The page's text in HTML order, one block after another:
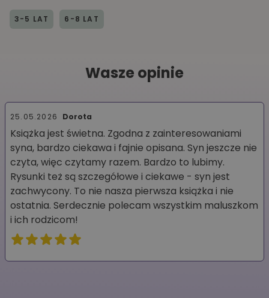
3-5 LAT 6-8 LAT
Wasze opinie
25.05.2026 Dorota
Książka jest świetna. Zgodna z zainteresowaniami
syna, bardzo ciekawa i fajnie opisana. Syn jeszcze nie
czyta, więc czytamy razem. Bardzo to lubimy.
Rysunki też są szczegółowe i ciekawe - syn jest
zachwycony. To nie nasza pierwsza książka i nie
ostatnia. Serdecznie polecam wszystkim maluszkom
i ich rodzicom!